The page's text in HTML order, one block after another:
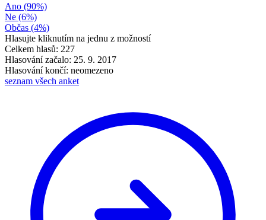
Ano (90%)
Ne (6%)
Občas (4%)
Hlasujte kliknutím na jednu z možností
Celkem hlasů: 227
Hlasování začalo: 25. 9. 2017
Hlasování končí: neomezeno
seznam všech anket